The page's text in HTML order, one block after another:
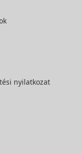
nyilatkozat